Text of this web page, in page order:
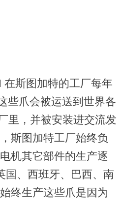
在斯图加特的工厂每年
些爪会被运送到世界各
里，并被安装进交流发
斯图加特工厂始终负
机其它部件的生产逐
、西班牙、巴西、南
终生产这些爪是因为